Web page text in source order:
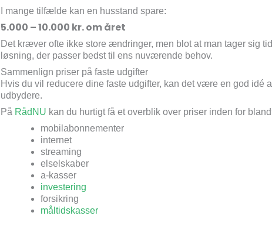
I mange tilfælde kan en husstand spare:
5.000 – 10.000 kr. om året
Det kræver ofte ikke store ændringer, men blot at man tager sig
løsning, der passer bedst til ens nuværende behov.
Sammenlign priser på faste udgifter
Hvis du vil reducere dine faste udgifter, kan det være en god idé
udbydere.
På RådNU kan du hurtigt få et overblik over priser inden for
mobilabonnementer
internet
streaming
elselskaber
a-kasser
investering
forsikring
måltidskasser